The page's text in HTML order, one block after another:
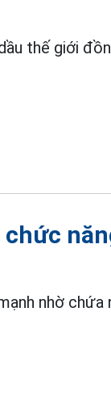
thế giới
nhờ